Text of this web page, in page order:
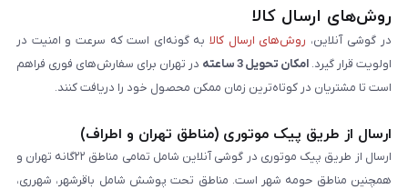
روش‌های ارسال کالا
در گوشی آنلاین، روش‌های ارسال کالا به گونه‌ای است که سرعت و امنیت در
اولویت قرار گیرد. امکان تحویل 3 ساعته
در تهران برای سفارش‌های فوری فراهم
است تا مشتریان در کوتاه‌ترین زمان ممکن محصول خود را دریافت کنند.
ارسال از طریق پیک موتوری (مناطق تهران و اطراف)
ارسال از طریق پیک موتوری در گوشی آنلاین شامل تمامی مناطق ۲۲گانه تهران و
همچنین مناطق حومه شهر است. مناطق تحت پوشش شامل باقرشهر، شهرری،